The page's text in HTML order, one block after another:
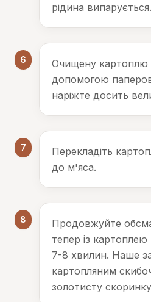
рідина випарується.
6
Очищену картоплю
допомогою
наріжте досить
7
Перекладіть
до м'яса.
8
Продовжуйте
тепер із
7-8 хвилин. Наше
картопляним
золотисту